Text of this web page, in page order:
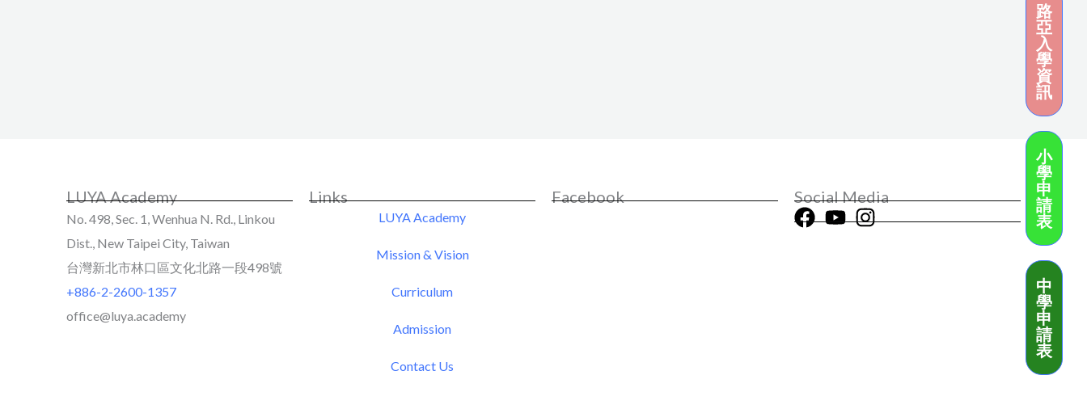
LUYA Academy
No. 498, Sec. 1, Wenhua N. Rd., Linkou
Dist., New Taipei City, Taiwan
台灣新北市林口區文化北路一段498號
+886-2-2600-1357
office@luya.academy
Links
LUYA Academy
Mission & Vision
Curriculum
Admission
Contact Us
Facebook Social Media
小
學
申
請
表
中
學
申
請
表
路
亞
入
學
資
訊